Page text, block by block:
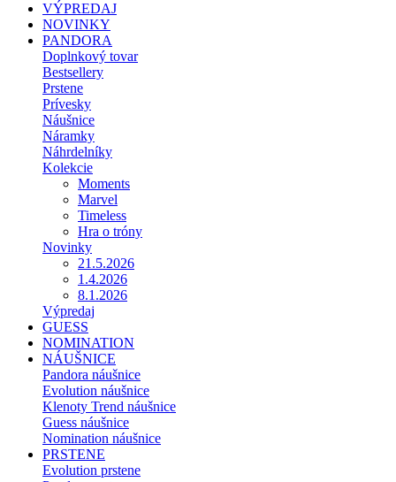
VÝPREDAJ
NOVINKY
PANDORA
Doplnkový tovar
Bestsellery
Prstene
Prívesky
Náušnice
Náramky
Náhrdelníky
Kolekcie
Moments
Marvel
Timeless
Hra o tróny
Novinky
21.5.2026
1.4.2026
8.1.2026
Výpredaj
GUESS
NOMINATION
NÁUŠNICE
Pandora náušnice
Evolution náušnice
Klenoty Trend náušnice
Guess náušnice
Nomination náušnice
PRSTENE
Evolution prstene